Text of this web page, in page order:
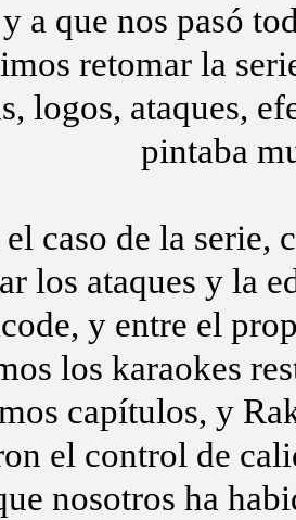
a que nos pasó
retomar la
logos, ataques,
pintaba
caso de la serie,
los ataques y la
y entre el
los karaokes
capítulos, y
el control de
nosotros ha